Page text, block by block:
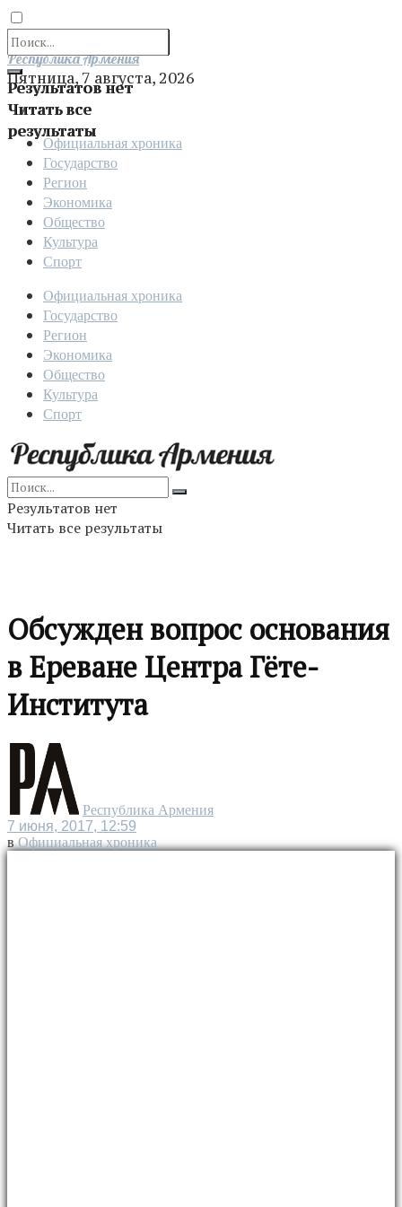
Результатов нет
Читать все
результаты
Отправить
Республика Армения
Пятница, 7 августа, 2026
Официальная хроника
Государство
Регион
Экономика
Общество
Культура
Спорт
Официальная хроника
Государство
Регион
Экономика
Общество
Культура
Спорт
Результатов нет
Читать все результаты
Обсужден вопрос основания
в Ереване Центра Гёте-
Института
Республика Армения
7 июня, 2017, 12:59
в Официальная хроника